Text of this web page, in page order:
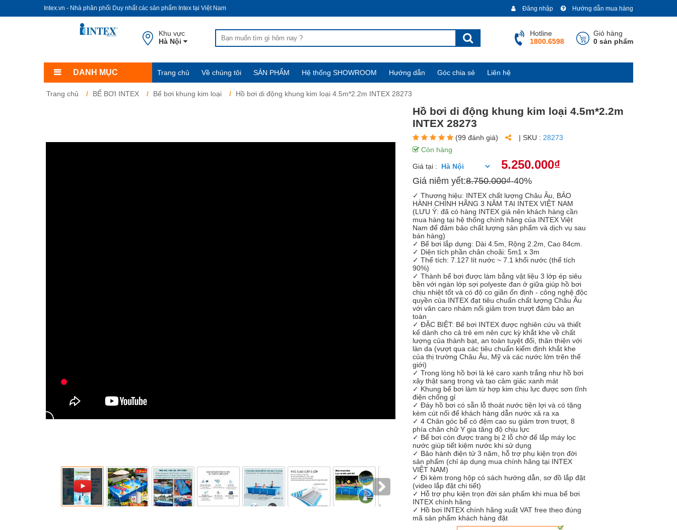
Intex.vn - Nhà phân phối Duy nhất các sản phẩm Intex tại Việt Nam Hướng dẫn mua hàng
Đăng nhập
Khu vực
Hà Nội
Giỏ hàng
0 sản phẩm
Hotline
1800.6598
DANH MỤC Trang chủ Về chúng tôi SẢN PHẨM Hệ thống SHOWROOM Hướng dẫn Góc chia sẻ Liên hệ
Trang chủ BỂ BƠI INTEX Bể bơi khung kim loại Hồ bơi di động khung kim loại 4.5m*2.2m INTEX 28273
Hồ bơi di động khung kim loại 4.5m*2.2m
INTEX 28273
(99 đánh giá) | SKU : 28273
Còn hàng
Giá tại : 5.250.000₫
Giá niêm yết:8.750.000₫-40%
✓ Thương hiệu: INTEX chất lượng Châu Âu, BẢO
HÀNH CHÍNH HÃNG 3 NĂM TẠI INTEX VIỆT NAM
(LƯU Ý: đã có hàng INTEX giả nên khách hàng cần
mua hàng tại hệ thống chính hãng của INTEX Việt
Nam để đảm bảo chất lượng sản phẩm và dịch vụ sau
bán hàng)
✓ Bể bơi lắp dựng: Dài 4.5m, Rộng 2.2m, Cao 84cm.
✓ Diện tích phần chân choãi: 5m1 x 3m
✓ Thể tích: 7.127 lít nước ~ 7.1 khối nước (thể tích
90%)
✓ Thành bể bơi được làm bằng vật liệu 3 lớp ép siêu
bền với ngàn lớp sợi polyeste đan ở giữa giúp hồ bơi
chịu nhiệt tốt và có độ co giãn ổn định - công nghệ độc
quyền của INTEX đạt tiêu chuẩn chất lượng Châu Âu
với vân caro nhám nổi giảm trơn trượt đảm bảo an
toàn
✓ ĐẶC BIỆT: Bể bơi INTEX được nghiên cứu và thiết
kế dành cho cả trẻ em nên cực kỳ khắt khe về chất
lượng của thành bạt, an toàn tuyệt đối, thân thiện với
làn da (vượt qua các tiêu chuẩn kiểm định khắt khe
của thị trường Châu Âu, Mỹ và các nước lớn trên thế
giới)
✓ Trong lòng hồ bơi là kẻ caro xanh trắng như hồ bơi
xây thật sang trọng và tạo cảm giác xanh mát
✓ Khung bể bơi làm từ hợp kim chịu lực được sơn tĩnh
điện chống gỉ
✓ Đáy hồ bơi có sẵn lỗ thoát nước tiện lợi và có tặng
kèm cút nối để khách hàng dẫn nước xả ra xa
✓ 4 Chân góc bể có đệm cao su giảm trơn trượt, 8
phía chân chữ Y gia tăng độ chịu lực
✓ Bể bơi còn được trang bị 2 lỗ chờ để lắp máy lọc
nước giúp tiết kiệm nước khi sử dụng
✓ Bảo hành điện tử 3 năm, hỗ trợ phụ kiện trọn đời
sản phẩm (chỉ áp dụng mua chính hãng tại INTEX
VIỆT NAM)
✓ Đi kèm trong hộp có sách hướng dẫn, sơ đồ lắp đặt
(video lắp đặt chi tiết)
✓ Hỗ trợ phụ kiện trọn đời sản phẩm khi mua bể bơi
INTEX chính hãng
✓ Hồ bơi INTEX chính hãng xuất VAT free theo đúng
mã sản phẩm khách hàng đặt